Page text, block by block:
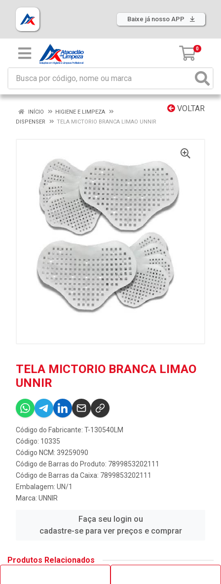
Baixe já nosso APP
0
VOLTAR
INÍCIO
HIGIENE E LIMPEZA
DISPENSER
TELA MICTORIO BRANCA LIMAO UNNIR
TELA MICTORIO BRANCA LIMAO
UNNIR
Código do Fabricante: T-130540LM
Código: 10335
Código NCM: 39259090
Código de Barras do Produto: 7899853202111
Código de Barras da Caixa: 7899853202111
Embalagem: UN/1
Marca: UNNIR
Faça seu login ou
cadastre-se para ver preços e comprar
Produtos Relacionados